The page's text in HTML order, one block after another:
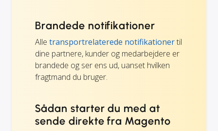
Brandede notifikationer
Alle transportrelaterede notifikationertil
dine partnere, kunder og medarbejdere er
brandede og ser ens ud, uanset hvilken
fragtmand du bruger.
Sådan starter du med at
sende direkte fra Magento